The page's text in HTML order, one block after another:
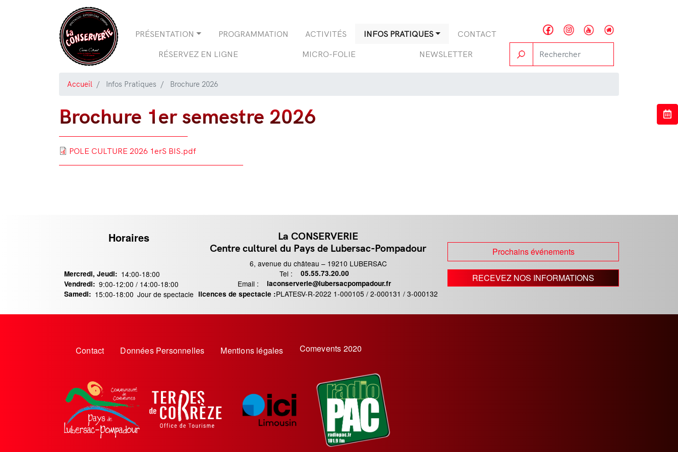
contenu
Navigation
principale
PRÉSENTATION PROGRAMMATION ACTIVITÉS INFOS PRATIQUES
CONTACT
RÉSERVEZ EN LIGNE
MICRO-FOLIE NEWSLETTER
Accueil Infos Pratiques Brochure 2026
Brochure 1er semestre 2026
Document
POLE CULTURE 2026 1erS BIS.pdf
Horaires
Mercredi, Jeudi: 14:00-18:00
Vendredi: 9:00-12:00 / 14:00-18:00
Samedi: 15:00-18:00 Jour de spectacle
La CONSERVERIE
Centre culturel du Pays de Lubersac-Pompadour
6, avenue du château – 19210 LUBERSAC
Tel :
Téléphone
05.55.73.20.00
Email : Email
laconserverie@lubersacpompadour.fr
licences de spectacle :PLATESV-R-2022 1-000105 / 2-000131 / 3-000132
Prochains événements
RECEVEZ NOS INFORMATIONS
Menu
de
page
Contact Données Personnelles Mentions légales Comevents 2020